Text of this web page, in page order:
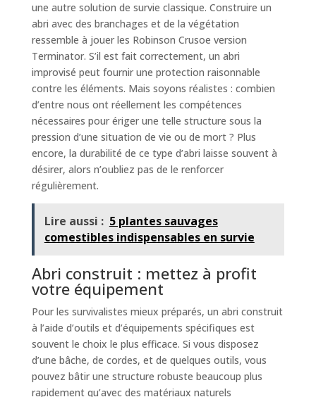
une autre solution de survie classique. Construire un
abri avec des branchages et de la végétation
ressemble à jouer les Robinson Crusoe version
Terminator. S’il est fait correctement, un abri
improvisé peut fournir une protection raisonnable
contre les éléments. Mais soyons réalistes : combien
d’entre nous ont réellement les compétences
nécessaires pour ériger une telle structure sous la
pression d’une situation de vie ou de mort ? Plus
encore, la durabilité de ce type d’abri laisse souvent à
désirer, alors n’oubliez pas de le renforcer
régulièrement.
Lire aussi : 5 plantes sauvages
comestibles indispensables en survie
Abri construit : mettez à profit
votre équipement
Pour les survivalistes mieux préparés, un abri construit
à l’aide d’outils et d’équipements spécifiques est
souvent le choix le plus efficace. Si vous disposez
d’une bâche, de cordes, et de quelques outils, vous
pouvez bâtir une structure robuste beaucoup plus
rapidement qu’avec des matériaux naturels